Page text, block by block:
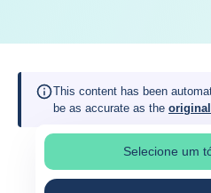
This content has been
be as accurate as the original
Selecione um